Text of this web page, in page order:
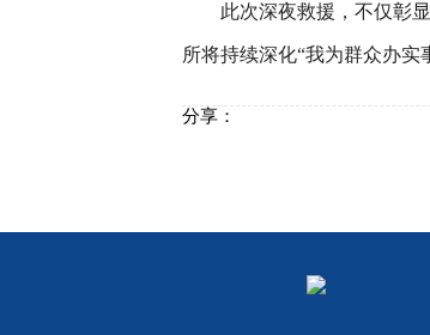
此次深夜救援，不仅彰显
所将持续深化“我为群众办实
分享：